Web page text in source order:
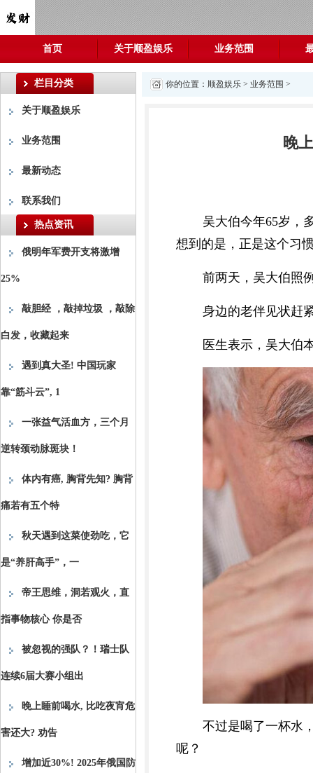
首页 关于顺盈娱乐 业务范围
栏目分类
关于顺盈娱乐
业务范围
最新动态
联系我们
热点资讯
俄明年军费开支将激增
25%
敲胆经 ，敲掉垃圾 ，敲除
白发，收藏起来
遇到真大圣! 中国玩家
靠“筋斗云”, 1
一张益气活血方，三个月
逆转颈动脉斑块！
体内有癌, 胸背先知? 胸背
痛若有五个特
秋天遇到这菜使劲吃，它
是“养肝高手”，一
帝王思维，洞若观火，直
指事物核心 你是否
被忽视的强队？！瑞士队
连续6届大赛小组出
晚上睡前喝水, 比吃夜宵危
害还大? 劝告
增加近30%! 2025年俄国防
你的位置： 顺盈娱乐 > 业务范围 >
晚
吴大伯今年65岁，
想到的是，正是这个习
前两天，吴大伯照
身边的老伴见状赶
医生表示，吴大伯
不过是喝了一杯水
呢？